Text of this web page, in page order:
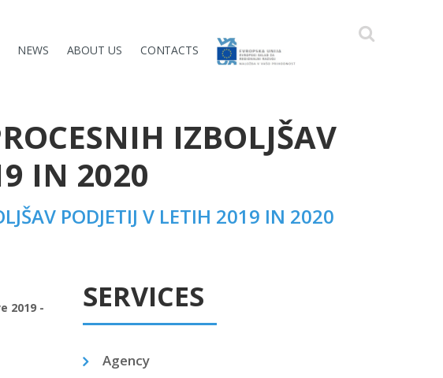
NEWS ABOUT US CONTACTS
IZBOLJŠAV
IN 2020
PODJETIJ V LETIH 2019 IN 2020
2019 -
SERVICES
Agency